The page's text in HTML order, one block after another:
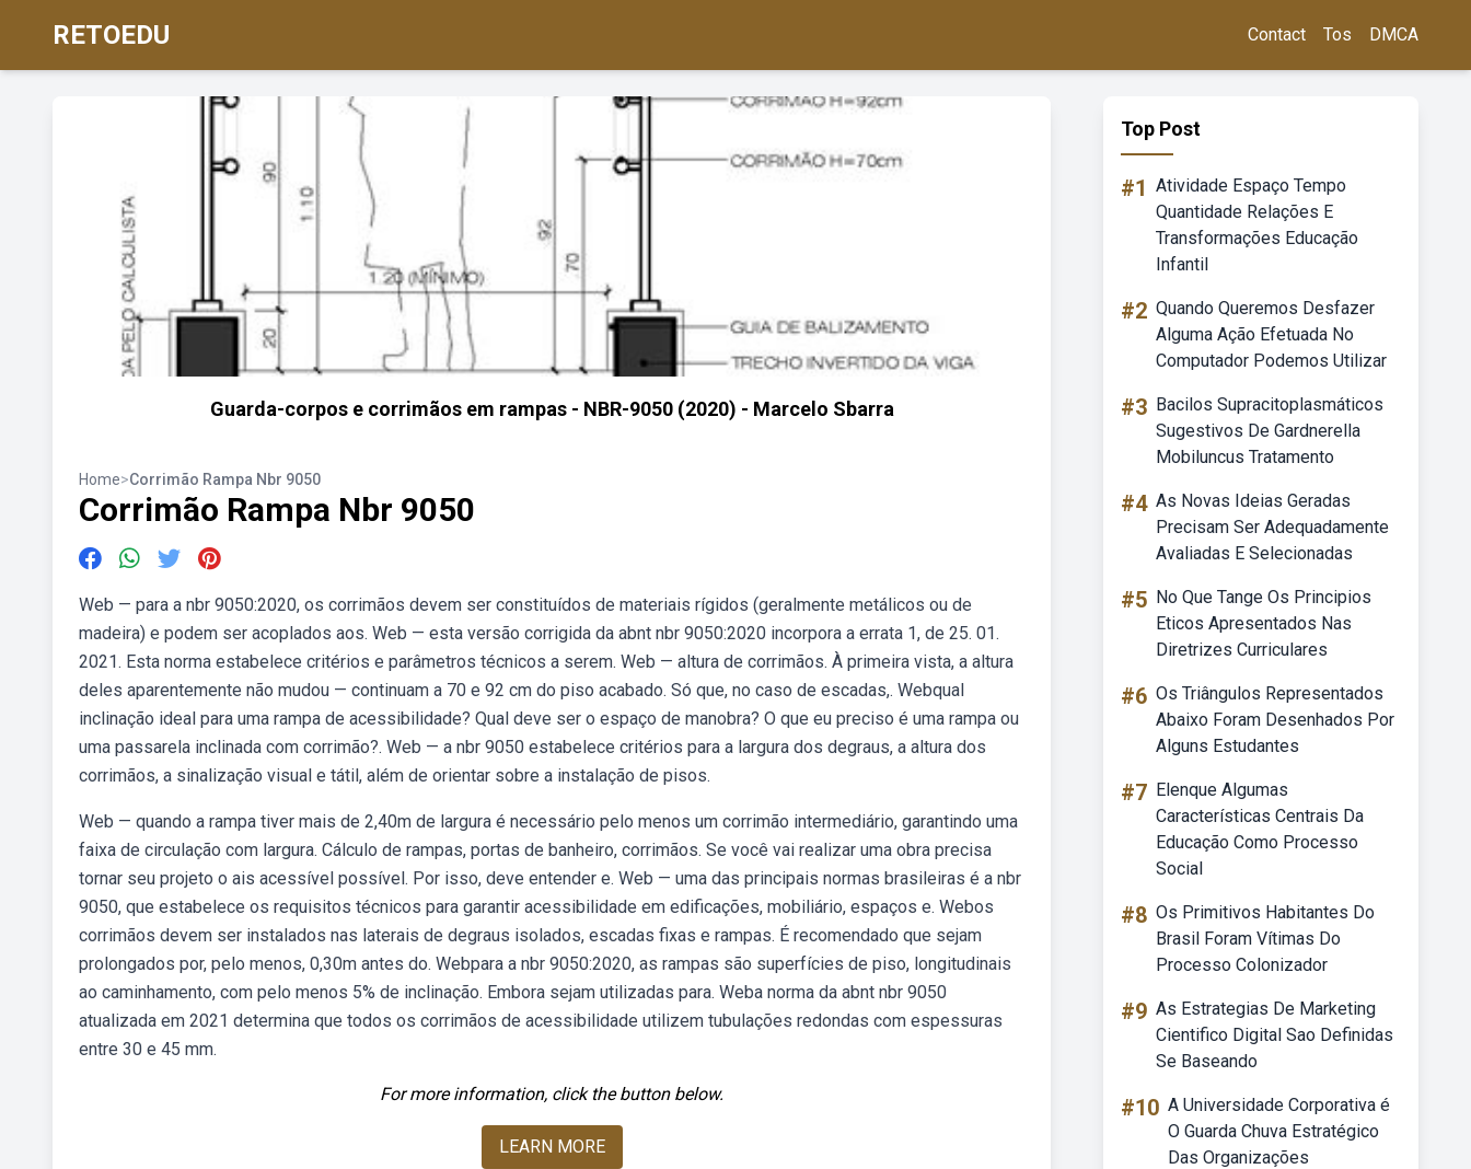
RETOEDU Contact Tos DMCA
Guarda-corpos e corrimãos em rampas - NBR-9050 (2020) - Marcelo Sbarra
Home>Corrimão Rampa Nbr 9050
Corrimão Rampa Nbr 9050
Web — para a nbr 9050:2020, os corrimãos devem ser constituídos de materiais rígidos (geralmente metálicos ou de
madeira) e podem ser acoplados aos. Web — esta versão corrigida da abnt nbr 9050:2020 incorpora a errata 1, de 25. 01.
2021. Esta norma estabelece critérios e parâmetros técnicos a serem. Web — altura de corrimãos. À primeira vista, a altura
deles aparentemente não mudou — continuam a 70 e 92 cm do piso acabado. Só que, no caso de escadas,. Webqual
inclinação ideal para uma rampa de acessibilidade? Qual deve ser o espaço de manobra? O que eu preciso é uma rampa ou
uma passarela inclinada com corrimão?. Web — a nbr 9050 estabelece critérios para a largura dos degraus, a altura dos
corrimãos, a sinalização visual e tátil, além de orientar sobre a instalação de pisos.
Web — quando a rampa tiver mais de 2,40m de largura é necessário pelo menos um corrimão intermediário, garantindo uma
faixa de circulação com largura. Cálculo de rampas, portas de banheiro, corrimãos. Se você vai realizar uma obra precisa
tornar seu projeto o ais acessível possível. Por isso, deve entender e. Web — uma das principais normas brasileiras é a nbr
9050, que estabelece os requisitos técnicos para garantir acessibilidade em edificações, mobiliário, espaços e. Webos
corrimãos devem ser instalados nas laterais de degraus isolados, escadas fixas e rampas. É recomendado que sejam
prolongados por, pelo menos, 0,30m antes do. Webpara a nbr 9050:2020, as rampas são superfícies de piso, longitudinais
ao caminhamento, com pelo menos 5% de inclinação. Embora sejam utilizadas para. Weba norma da abnt nbr 9050
atualizada em 2021 determina que todos os corrimãos de acessibilidade utilizem tubulações redondas com espessuras
entre 30 e 45 mm.
For more information, click the button below.
LEARN MORE
Top Post
#1 Atividade Espaço Tempo
Quantidade Relações E
Transformações Educação
Infantil
#2 Quando Queremos Desfazer
Alguma Ação Efetuada No
Computador Podemos Utilizar
#3 Bacilos Supracitoplasmáticos
Sugestivos De Gardnerella
Mobiluncus Tratamento
#4 As Novas Ideias Geradas
Precisam Ser Adequadamente
Avaliadas E Selecionadas
#5 No Que Tange Os Principios
Eticos Apresentados Nas
Diretrizes Curriculares
#6 Os Triângulos Representados
Abaixo Foram Desenhados Por
Alguns Estudantes
#7 Elenque Algumas
Características Centrais Da
Educação Como Processo
Social
#8 Os Primitivos Habitantes Do
Brasil Foram Vítimas Do
Processo Colonizador
#9 As Estrategias De Marketing
Cientifico Digital Sao Definidas
Se Baseando
#10 A Universidade Corporativa é
O Guarda Chuva Estratégico
Das Organizações